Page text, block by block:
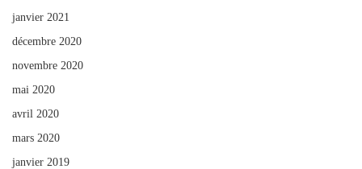
janvier 2021
décembre 2020
novembre 2020
mai 2020
avril 2020
mars 2020
janvier 2019